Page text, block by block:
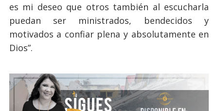
es mi deseo que otros también al escucharla
puedan ser ministrados, bendecidos y
motivados a confiar plena y absolutamente en
Dios”.